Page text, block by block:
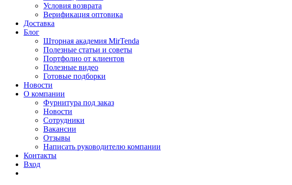
Условия возврата
Верификация оптовика
Доставка
Блог
Шторная академия MirTenda
Полезные статьи и советы
Портфолио от клиентов
Полезные видео
Готовые подборки
Новости
О компании
Фурнитура под заказ
Новости
Сотрудники
Вакансии
Отзывы
Написать руководителю компании
Контакты
Вход